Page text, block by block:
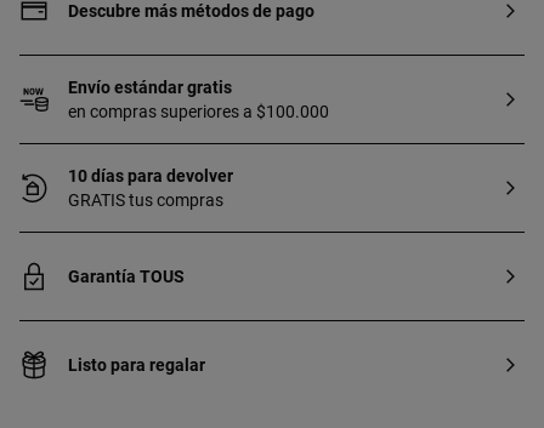
Descubre más métodos de pago
Envío estándar gratis
en compras superiores a $100.000
10 días para devolver
GRATIS tus compras
Garantía TOUS
Listo para regalar